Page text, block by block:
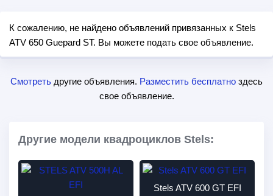
К сожалению, не найдено объявлений привязанных к Stels
ATV 650 Guepard ST. Вы можете подать свое объявление.
Смотреть другие объявления. Разместить бесплатно здесь
свое объявление.
Другие модели квадроциклов Stels:
Stels ATV 600 GT EFI